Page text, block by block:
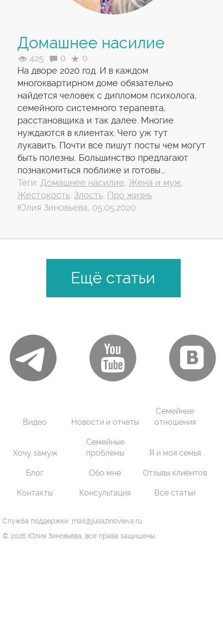
Домашнее насилие
425 0
0
На дворе 2020 год. И в каждом
многоквартирном доме обязательно
найдется человек с дипломом психолога,
семейного системного терапевта,
расстановщика и так далее. Многие
нуждаются в клиентах. Чего уж тут
лукавить. Почти все пишут посты чем могут
быть полезны. Большинство предлагают
познакомиться поближе и готовы…
Теги: Домашнее насилие, Жена и муж,
Жестокость, Злость, Про жизнь
Юлия Зиновьева, 05.05.2020
Ещё статьи
Видео Новости и отчеты
Семейные
отношения
Хочу замуж
Семейные
проблемы
Я и моя семья
Блог Обо мне Отзывы клиентов
Контакты Консультация Все статьи
Служба поддержки: mail@juliazinovieva.ru
© 2026 Юлия Зиновьева, все права защищены.